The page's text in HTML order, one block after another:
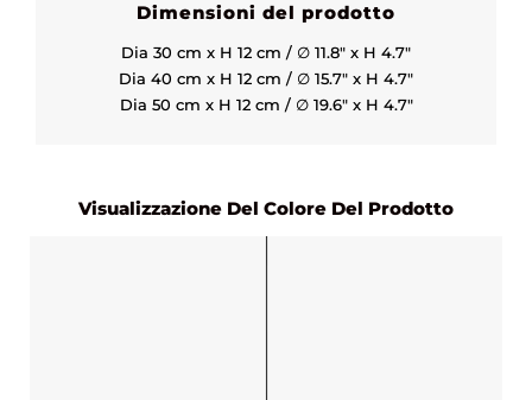
Dimensioni del prodotto
Dia 30 cm x H 12 cm / ∅ 11.8" x H 4.7"
Dia 40 cm x H 12 cm / ∅ 15.7" x H 4.7"
Dia 50 cm x H 12 cm / ∅ 19.6" x H 4.7"
Visualizzazione Del Colore Del Prodotto